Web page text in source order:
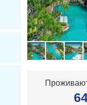
о.Пхукет. Пляж
о.Пхукет. Пляж
о.Пхукет. Пляж
о.Пхукет. Пляж
о.Самет
о.Самуи
о.Чанг